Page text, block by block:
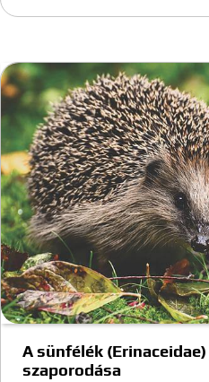
A sünfélék
szaporodása